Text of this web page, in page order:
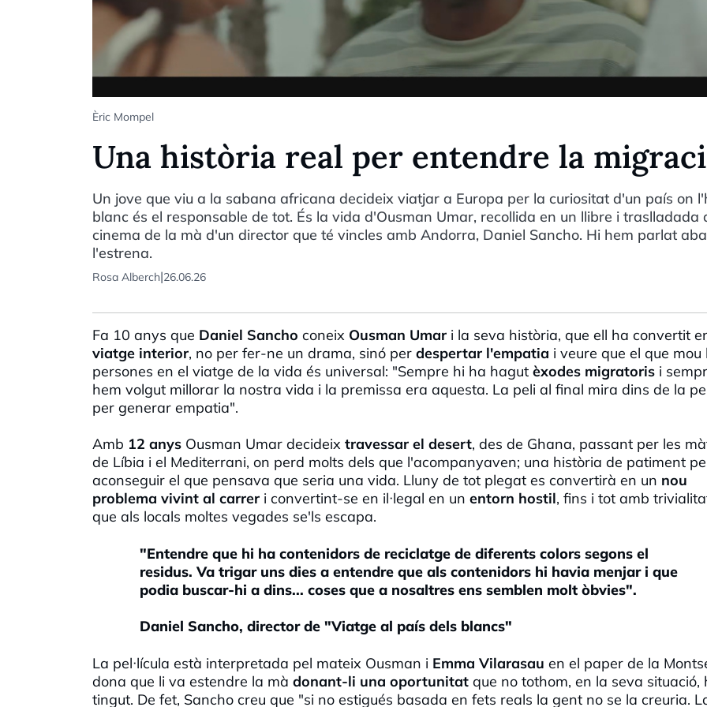
Èric Mompel
Una història real per entendre la
Un jove que viu a la sabana africana decideix viatjar a Europa per la curiositat d'un país on
blanc és el responsable de tot. És la vida d'Ousman Umar, recollida en un llibre i traslladada
cinema de la mà d'un director que té vincles amb Andorra, Daniel Sancho. Hi hem parlat
l'estrena.
Rosa Alberch|26.06.26
Fa 10 anys que Daniel Sancho coneix Ousman Umar i la seva història, que ell ha convertit
viatge interior, no per fer-ne un drama, sinó per despertar l'empatia i veure que el que mou
persones en el viatge de la vida és universal: "Sempre hi ha hagut èxodes migratoris i
hem volgut millorar la nostra vida i la premissa era aquesta. La peli al final mira dins de la
per generar empatia".
Amb 12 anys Ousman Umar decideix travessar el desert, des de Ghana, passant per les
de Líbia i el Mediterrani, on perd molts dels que l'acompanyaven; una història de patiment
aconseguir el que pensava que seria una vida. Lluny de tot plegat es convertirà en un nou
problema vivint al carrer i convertint-se en il·legal en un entorn hostil, fins i tot amb
que als locals moltes vegades se'ls escapa.
"Entendre que hi ha contenidors de reciclatge de diferents colors segons el
residus. Va trigar uns dies a entendre que als contenidors hi havia menjar i que
podia buscar-hi a dins... coses que a nosaltres ens semblen molt òbvies".
Daniel Sancho, director de "Viatge al país dels blancs"
La pel·lícula està interpretada pel mateix Ousman i Emma Vilarasau en el paper de la
dona que li va estendre la mà donant-li una oportunitat que no tothom, en la seva situació,
tingut. De fet, Sancho creu que "si no estigués basada en fets reals la gent no se la creuria.